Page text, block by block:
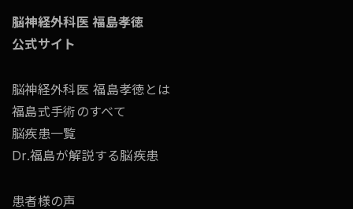
脳神経外科医 福島孝徳
公式サイト
脳神経外科医 福島孝徳とは
福島式手術のすべて
脳疾患一覧
Dr.福島が解説する脳疾患
患者様の声